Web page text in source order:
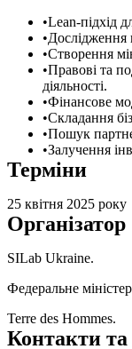
Lean-підхід
Дослідження
Створення
Правові та
діяльності.
Фінансове
Складання
Пошук
Залучення
Терміни
25 квітня 2025 року
Організатор
SILab Ukraine.
Федеральне
Terre des Hommes.
Контакти